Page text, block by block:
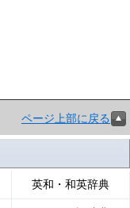
ページ上部に戻る
英和・和英辞典